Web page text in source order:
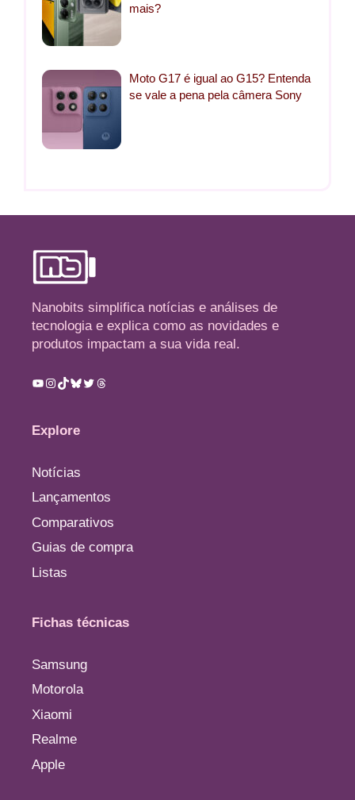
mais?
Moto G17 é igual ao G15? Entenda
se vale a pena pela câmera Sony
Nanobits simplifica notícias e análises de
tecnologia e explica como as novidades e
produtos impactam a sua vida real.
Youtube
Instagram
TikTok
Bluesky
TwitterThreads
Explore
Notícias
Lançamentos
Comparativos
Guias de compra
Listas
Fichas técnicas
Samsung
Motorola
Xiaomi
Realme
Apple